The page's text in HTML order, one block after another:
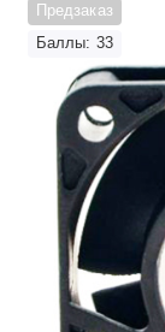
Предзаказ
Баллы: 33